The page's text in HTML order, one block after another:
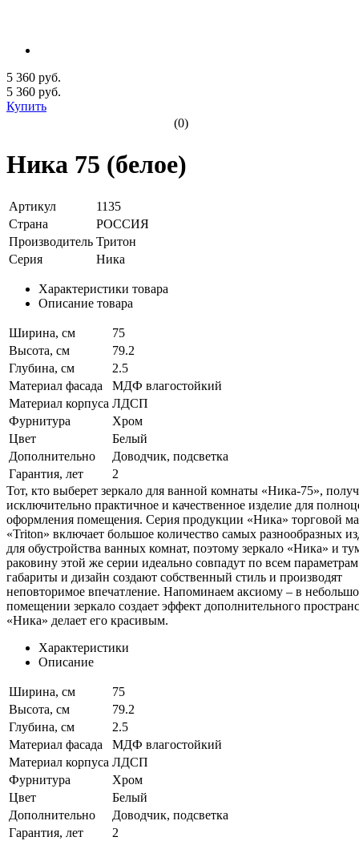
5 360 руб.
5 360 руб.
Купить
(0)
Ника 75 (белое)
Артикул
1135
Страна
РОССИЯ
Производитель Тритон
Серия
Ника
Характеристики товара
Описание товара
Ширина, см
75
Высота, см
79.2
Глубина, см
2.5
Материал фасада
МДФ влагостойкий
Материал корпуса ЛДСП
Фурнитура
Хром
Цвет
Белый
Дополнительно
Доводчик, подсветка
Гарантия, лет
2
Тот, кто выберет зеркало для ванной комнаты «Ника-75»,
исключительно практичное и качественное изделие для
оформления помещения. Серия продукции «Ника» торговой
«Triton» включает большое количество самых разнообразных
для обустройства ванных комнат, поэтому зеркало «Ника» и
раковину этой же серии идеально совпадут по всем
габариты и дизайн создают собственный стиль и производят
неповторимое впечатление. Напоминаем аксиому – в
помещении зеркало создает эффект дополнительного
«Ника» делает его красивым.
Характеристики
Описание
Ширина, см
75
Высота, см
79.2
Глубина, см
2.5
Материал фасада
МДФ влагостойкий
Материал корпуса ЛДСП
Фурнитура
Хром
Цвет
Белый
Дополнительно
Доводчик, подсветка
Гарантия, лет
2